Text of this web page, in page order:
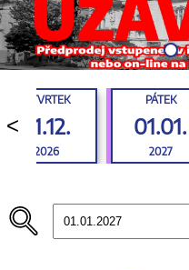
<
ČTVRTEK
31.12.
2026
PÁTEK
01.01.
2027